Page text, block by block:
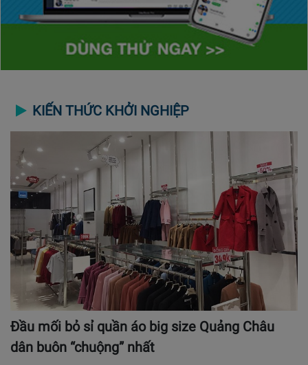
KIẾN THỨC KHỞI NGHIỆP
Đầu mối bỏ sỉ quần áo big size Quảng Châu
dân buôn “chuộng” nhất